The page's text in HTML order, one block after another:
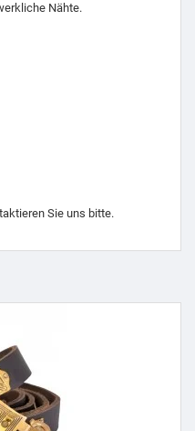
Nähte.
Sie uns bitte.